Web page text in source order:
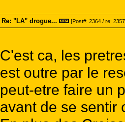
Re: "LA" drogue... [Post#: 2364 / re:
C'est ca, les
est outre par le
peut-etre faire un
avant de se sentir